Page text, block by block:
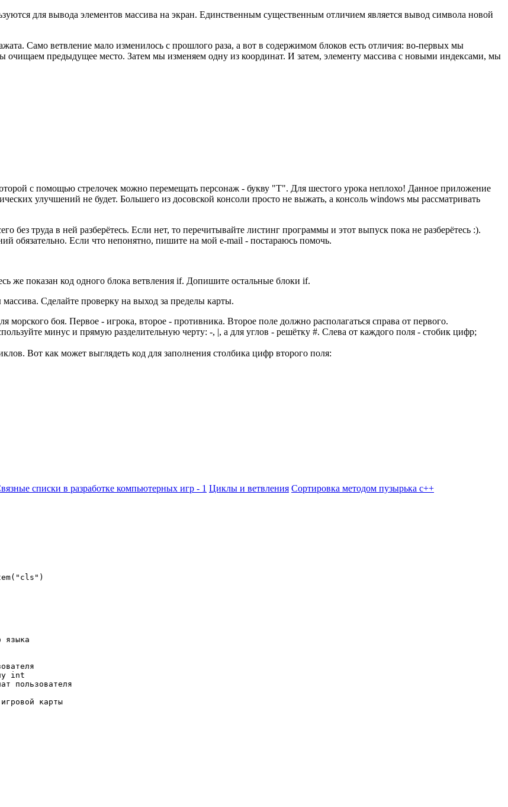
для вывода элементов массива на экран. Единственным существенным отличием является вывод символа новой
Само ветвление мало изменилось с прошлого раза, а вот в содержимом блоков есть отличия: во-первых мы
очищаем предыдущее место. Затем мы изменяем одну из координат. И затем, элементу массива с новыми индексами, мы
с помощью стрелочек можно перемещать персонаж - букву "T". Для шестого урока неплохо! Данное приложение
улучшений не будет. Большего из досовской консоли просто не выжать, а консоль windows мы рассматривать
без труда в ней разберётесь. Если нет, то перечитывайте листинг программы и этот выпуск пока не разберётесь :).
обязательно. Если что непонятно, пишите на мой e-mail - постараюсь помочь.
же показан код одного блока ветвления if. Допишите остальные блоки if.
Сделайте проверку на выход за пределы карты.
боя. Первое - игрока, второе - противника. Второе поле должно располагаться справа от первого.
минус и прямую разделительную черту: -, |, а для углов - решётку #. Слева от каждого поля - стобик цифр;
Вот как может выглядеть код для заполнения столбика цифр второго поля:
списки в разработке компьютерных игр - 1 Циклы и ветвления Сортировка методом пузырька c++